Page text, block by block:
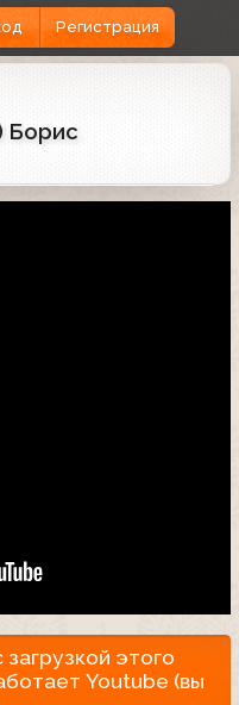
Регистрация
Борис
этого
Youtube (вы